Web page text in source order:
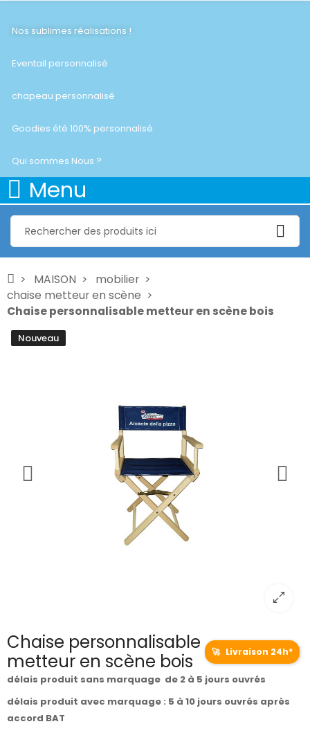
Nos sublimes réalisations !
Eventail personnalisé
chapeau personnalisé
Goodies été 100% personnalisé
Qui sommes Nous ?
Menu
MAISON
mobilier
chaise metteur en scène
Chaise personnalisable metteur en scène bois
Nouveau
Chaise personnalisable
metteur en scène bois
🚀 Livraison 24h*
délais produit sans marquage de 2 à 5 jours ouvrés
délais produit avec marquage : 5 à 10 jours ouvrés après
accord BAT